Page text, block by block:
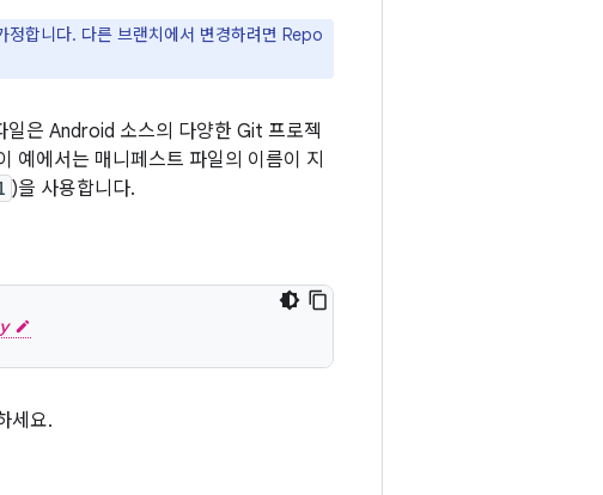
정합니다. 다른 브랜치에서 변경하려면 Repo
은 Android 소스의 다양한 Git 프로젝
예에서는 매니페스트 파일의 이름이 지
)을 사용합니다.
세요.